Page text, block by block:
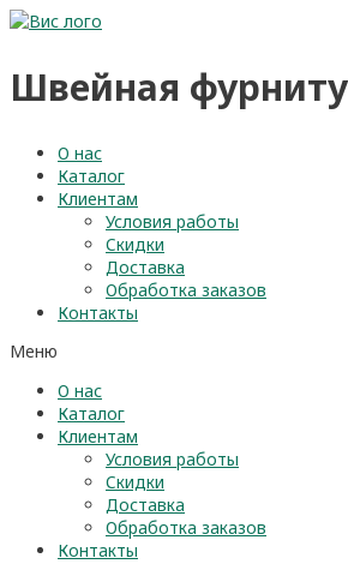
Перейти
Швейная
О нас
Каталог
Клиентам
Условия работы
Скидки
Доставка
Обработка заказов
Контакты
Меню
О нас
Каталог
Клиентам
Условия работы
Скидки
Доставка
Обработка заказов
Контакты